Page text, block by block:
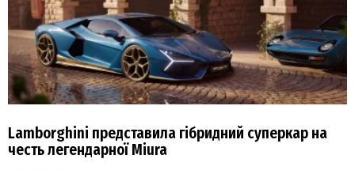
Lamborghini представила гібридний суперкар на
честь легендарної Miura